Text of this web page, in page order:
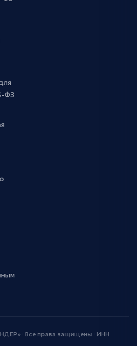
ФЗ
· Все права защищены · ИНН